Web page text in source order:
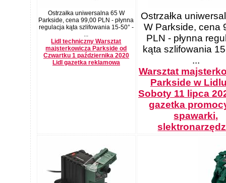
Ostrzałka uniwersalna 65 W
Parkside, cena 99,00 PLN - płynna
regulacja kąta szlifowania 15-50° -
Lidl techniczny Warsztat
majsterkowicza Parkside od
Czwartku 1 października 2020
Lidl gazetka reklamowa
Ostrzałka
W Parkside, cena
PLN - płynna
kąta szlifowania
...
Warsztat
Parkside w
Soboty 11 lipca
gazetka
spawarki,